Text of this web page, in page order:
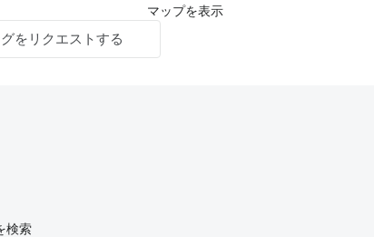
マップを表示
をリクエストする
検索